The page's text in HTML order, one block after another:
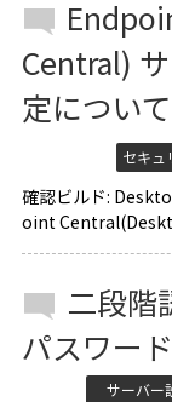
Central)
定について
セキュ
確認ビルド:
oint
二段階
パスワー
サーバー